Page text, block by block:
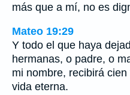
más que a mí, no es
Mateo 19:29
Y todo el que haya
hermanas, o padre, o
mi nombre, recibirá
vida eterna.